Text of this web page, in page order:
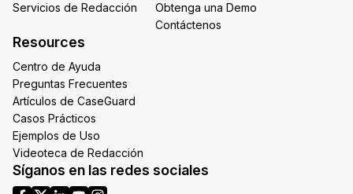
Servicios de Redacción
Obtenga una Demo
Contáctenos
Resources
Centro de Ayuda
Preguntas Frecuentes
Artículos de CaseGuard
Casos Prácticos
Ejemplos de Uso
Videoteca de Redacción
Síganos en las redes sociales